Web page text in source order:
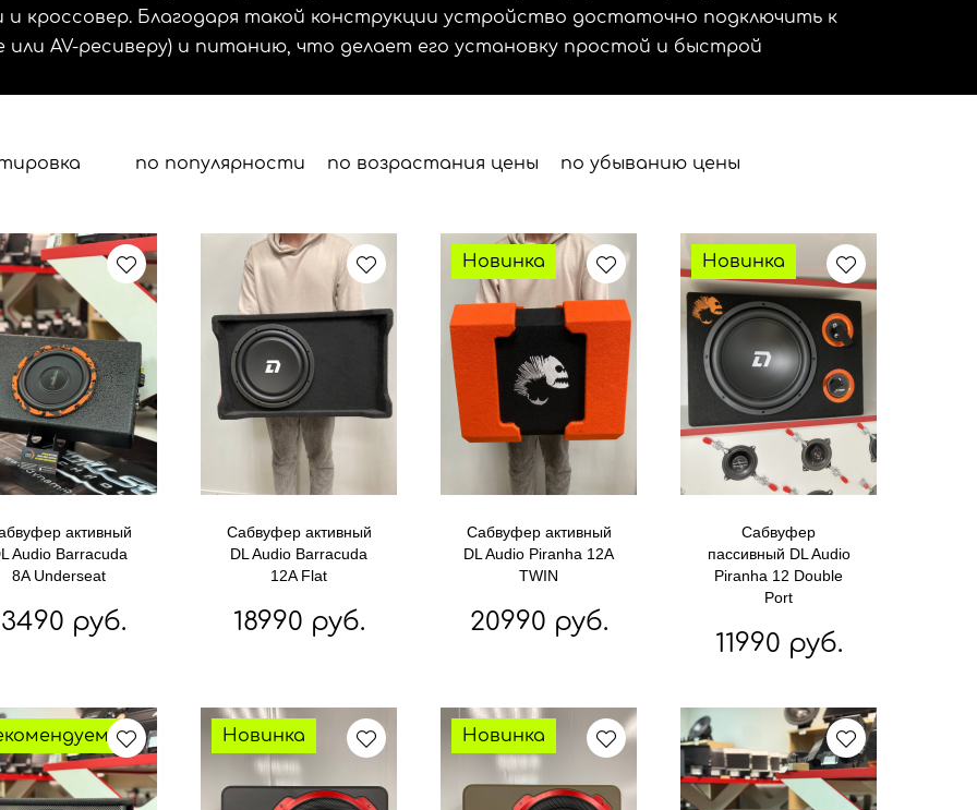
кроссовер. Благодаря такой конструкции устройство достаточно подключить к
или AV-ресиверу) и питанию, что делает его установку простой и быстрой
по популярности по возрастания цены по убыванию цены
активный
Audio Barracuda
8A Underseat
руб.
Сабвуфер активный
DL Audio Barracuda
12A Flat
18990 руб.
Новинка
Сабвуфер активный
DL Audio Piranha 12A
TWIN
20990 руб.
Новинка
Сабвуфер
пассивный DL Audio
Piranha 12 Double
Port
11990 руб.
Новинка Новинка